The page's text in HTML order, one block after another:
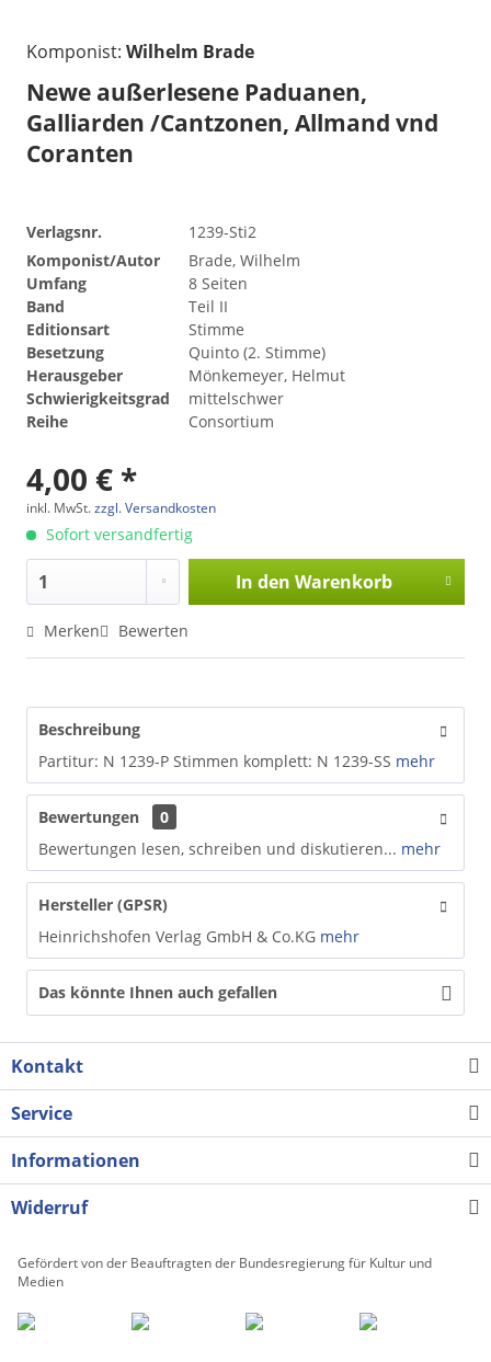
Komponist: Wilhelm Brade
Newe außerlesene Paduanen,
Galliarden /Cantzonen, Allmand vnd
Coranten
Verlagsnr.
1239-Sti2
Komponist/Autor
Brade, Wilhelm
Umfang
8 Seiten
Band
Teil II
Editionsart
Stimme
Besetzung
Quinto (2. Stimme)
Herausgeber
Mönkemeyer, Helmut
Schwierigkeitsgrad
mittelschwer
Reihe
Consortium
4,00 € *
inkl. MwSt.zzgl. Versandkosten
Sofort versandfertig
In den Warenkorb
Merken Bewerten
Beschreibung
Partitur: N 1239-P Stimmen komplett: N 1239-SS mehr
Bewertungen
0
Bewertungen lesen, schreiben und diskutieren... mehr
Hersteller (GPSR)
Heinrichshofen Verlag GmbH & Co.KG mehr
Das könnte Ihnen auch gefallen
Kontakt
Service
Informationen
Widerruf
Gefördert von der Beauftragten der Bundesregierung für Kultur und
Medien